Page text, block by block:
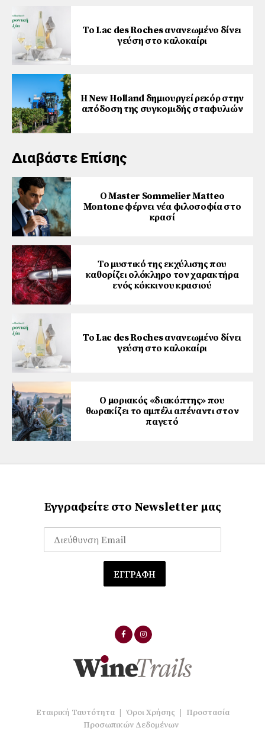
Το Lac des Roches ανανεωμένο δίνει
γεύση στο καλοκαίρι
Η New Holland δημιουργεί ρεκόρ στην
απόδοση της συγκομιδής σταφυλιών
Διαβάστε Επίσης
Ο Master Sommelier Matteo
Montone φέρνει νέα φιλοσοφία στο
κρασί
Το μυστικό της εκχύλισης που
καθορίζει ολόκληρο τον χαρακτήρα
ενός κόκκινου κρασιού
Το Lac des Roches ανανεωμένο δίνει
γεύση στο καλοκαίρι
Ο μοριακός «διακόπτης» που
θωρακίζει το αμπέλι απέναντι στον
παγετό
Εγγραφείτε στο Newsletter μας
Εταιρική Ταυτότητα Όροι Χρήσης
Προστασία
Προσωπικών Δεδομένων